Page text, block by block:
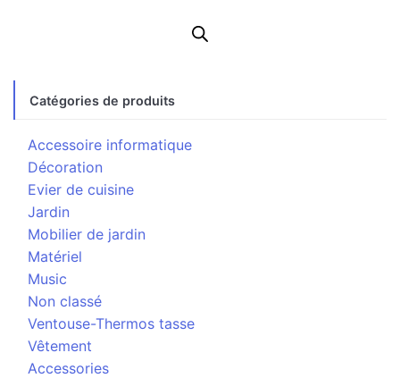
Catégories de produits
Accessoire informatique
Décoration
Evier de cuisine
Jardin
Mobilier de jardin
Matériel
Music
Non classé
Ventouse-Thermos tasse
Vêtement
Accessories